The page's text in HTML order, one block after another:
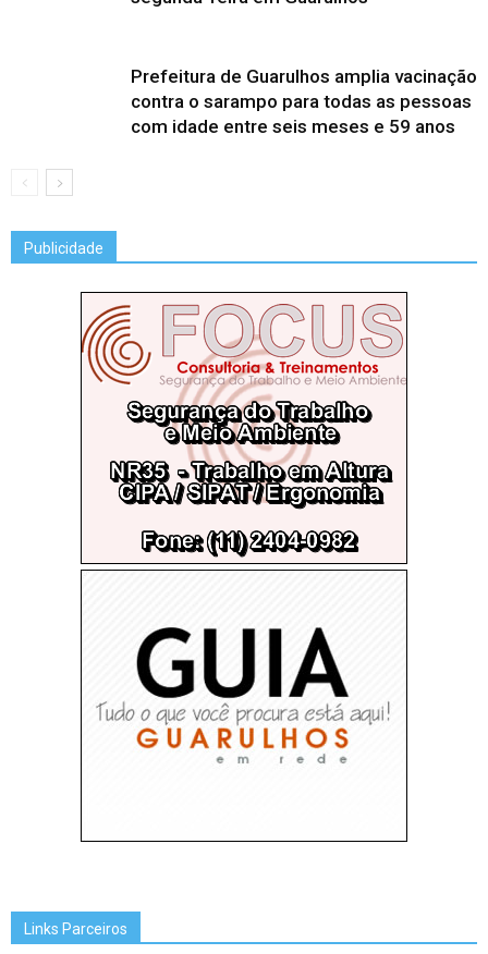
Prefeitura de Guarulhos amplia vacinação
contra o sarampo para todas as pessoas
com idade entre seis meses e 59 anos
Publicidade
Links Parceiros